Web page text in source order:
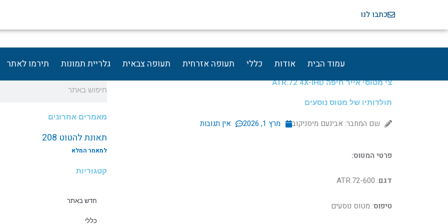
כתבו לנו
עמוד הבית אודות כללי תעופה אזרחית תעופה צבאית גלריית תמונות תירמו לאתר
צי מטוסי אייר חיפה ATR.72 4X-IHD
תולדותיו של מטוס נוסעים
שם המחבר: אבינעם מיסניקוב מרץ 1, 2026 אין תגובות
פרטי המטוס:
דגם: ATR.72-600
טיפוס: מטוס נוסעים
חיפוש
מאמרים אחרונים
תאונת להטוט 208
למאמר המלא
קטגוריות
חדש באתר
כללי